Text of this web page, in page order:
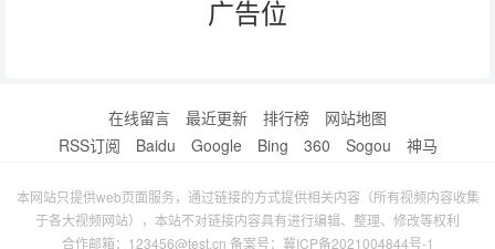
广告位
在线留言 最近更新 排行榜
网站地图
RSS订阅
Baidu Google Bing 360 Sogou 神马
本网站只提供web页面服务，通过链接的方式提供相关内容（所有视频内容收集
于各大视频网站），本站不对链接内容具有进行编辑、整理、修改等权利
合作邮箱：123456@test.cn 备案号： 冀ICP备2021004844号-1